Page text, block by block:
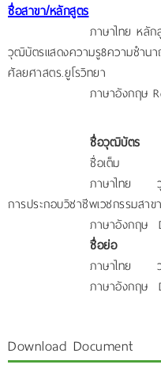
ชื่อสาขา/หลักสูตร
ภาษาไทย หลักสูตรฝ&
วุฒิบัตรแสดงความรู8ความชำน
ศัลยศาสตร.ยูโรวิทยา
ภาษาอังกฤษ
ชื่อวุฒิบัตร
ชื่อเต็ม
ภาษาไทย วุฒิบัตรแส
การประกอบวิชาชีพเวชกรรมสา
ภาษาอังกฤษ
ชื่อย่อ
ภาษาไทย ว.ว.สาขา
ภาษาอังกฤษ Dip.,
Download Document